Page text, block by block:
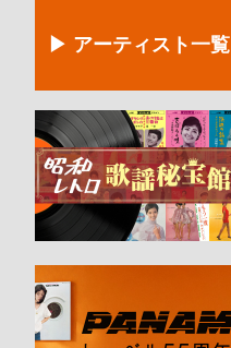
▶ アーティスト一覧